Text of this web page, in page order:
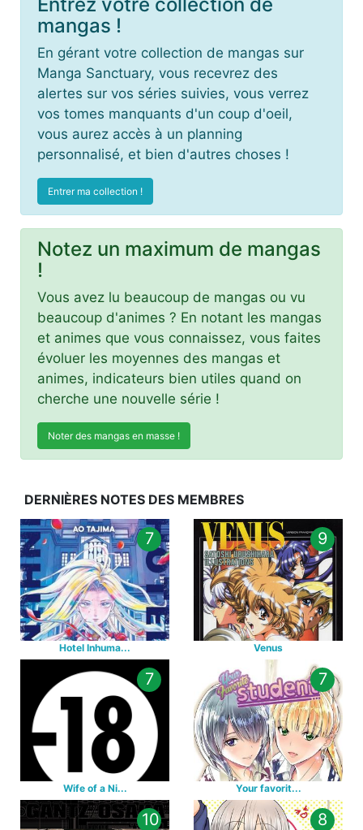
mangas !
En gérant votre collection de mangas sur
Manga Sanctuary, vous recevrez des
alertes sur vos séries suivies, vous verrez
vos tomes manquants d'un coup d'oeil,
vous aurez accès à un planning
personnalisé, et bien d'autres choses !
Entrer ma collection !
Notez un maximum de mangas
!
Vous avez lu beaucoup de mangas ou vu
beaucoup d'animes ? En notant les mangas
et animes que vous connaissez, vous faites
évoluer les moyennes des mangas et
animes, indicateurs bien utiles quand on
cherche une nouvelle série !
Noter des mangas en masse !
DERNIÈRES NOTES DES MEMBRES
7
Hotel Inhuma...
9
Venus
7
Wife of a Ni...
7
Your favorit...
10 8